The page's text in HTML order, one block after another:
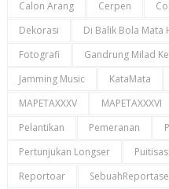
Calon Arang Cerpen
Dekorasi
Di Balik Bola Mata
Fotografi
Gandrung Milad
Jamming Music
KataMata
MAPETAXXXV
MAPETAXXXVI
Pelantikan
Pemeranan
Pertunjukan Longser
Reportoar